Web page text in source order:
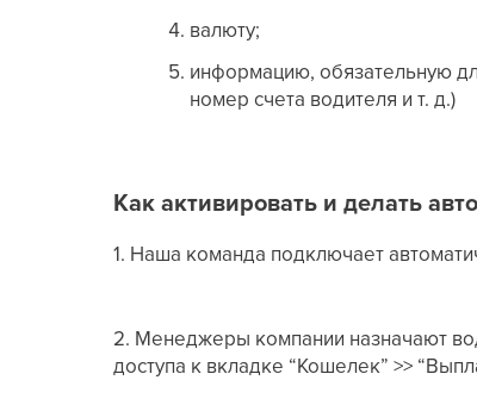
валюту;
информацию, обязательную
номер счета водителя и т. д.)
Как активировать и делать
1. Наша команда подключает
2. Менеджеры компании назначают
доступа к вкладке “Кошелек” >>